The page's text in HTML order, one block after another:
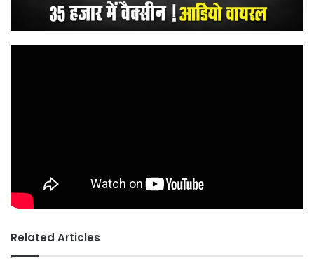
Related Articles